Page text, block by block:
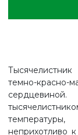
темно-
неприхотливо